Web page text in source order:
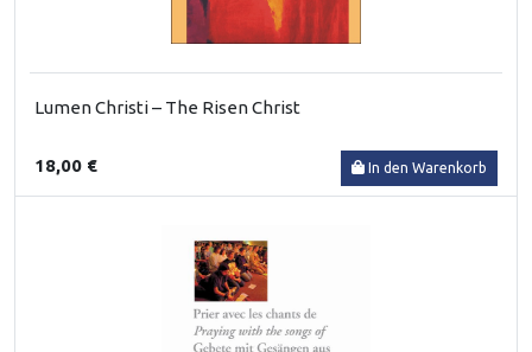
Lumen Christi – The Risen Christ
18,00 € In den Warenkorb